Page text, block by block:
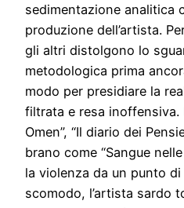
sedimentazione analitica
produzione dell’artista.
gli altri distolgono lo
metodologica prima
modo per presidiare la
filtrata e resa inoffensiva.
Omen”, “Il diario dei
brano come “Sangue
la violenza da un punto
scomodo, l’artista sardo